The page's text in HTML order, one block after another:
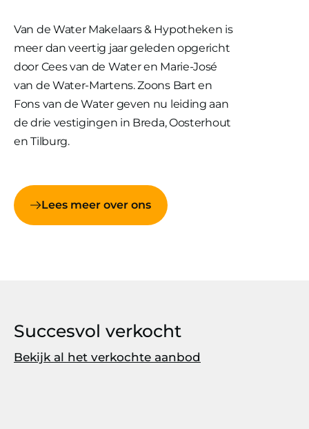
Van de Water Makelaars & Hypotheken is
meer dan veertig jaar geleden opgericht
door Cees van de Water en Marie-José
van de Water-Martens. Zoons Bart en
Fons van de Water geven nu leiding aan
de drie vestigingen in Breda, Oosterhout
en Tilburg.
Lees meer over ons
Succesvol verkocht
Bekijk al het verkochte aanbod